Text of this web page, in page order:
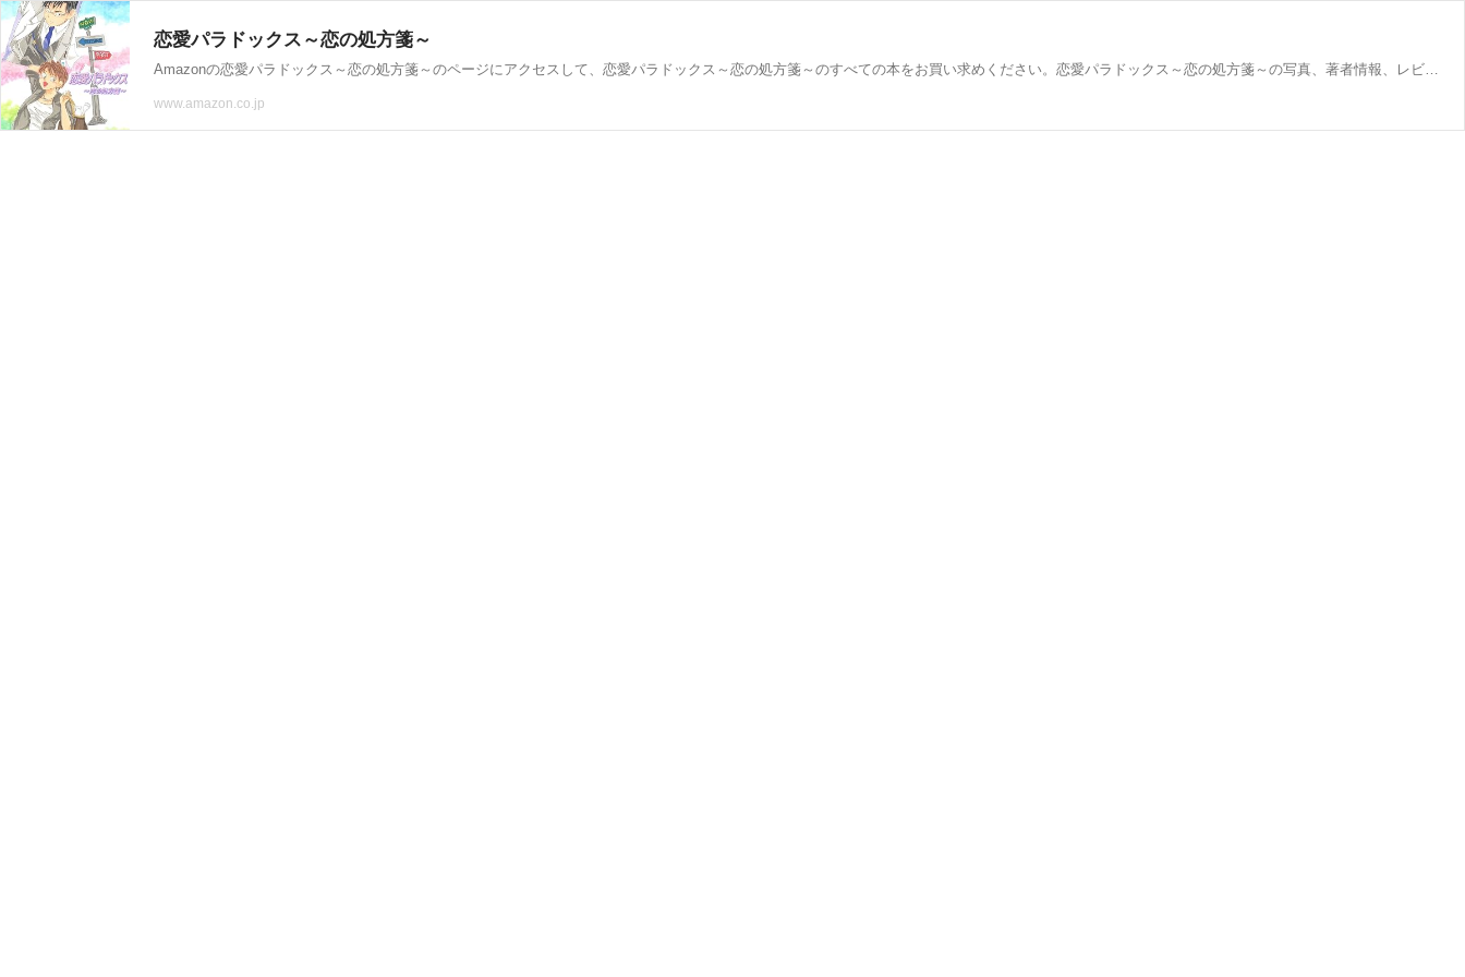
恋愛パラドックス～恋の処方箋～
Amazonの恋愛パラドックス～恋の処方箋～のページにアクセスして、恋愛パラドックス～恋の処方箋～のすべての本をお買い求めください。恋愛パラドックス～恋の処方箋～の写真、著者情報、レビューをチェックしてください
www.amazon.co.jp